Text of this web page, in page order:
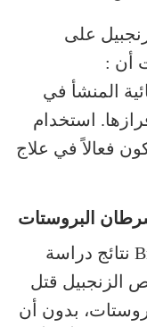
على
أن :
المنشأ في
استخدام
فعالاً في علاج
البروستات
نشرت British Journal of Nutrition نتائج دراسة
الزنجبيل قتل
بدون أن